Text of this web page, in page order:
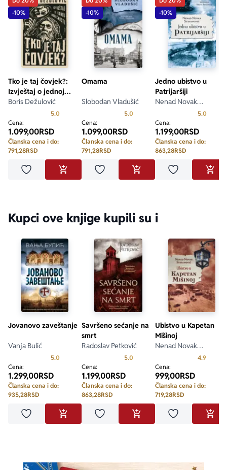
-10%
Tko je taj čovjek?:
Izvještaj o jednoj
mogućnosti
Boris Dežulović
5.0 Prosecna ocena je 5.0 od 5
Cena:
1.099,00RSD
Članska cena i do:
791,28RSD
Dodaj u omiljeneDODAJ U KORPU
-10%
Omama
Slobodan Vladušić
5.0 Prosecna ocena je 5.0 od 5
Cena:
1.099,00RSD
Članska cena i do:
791,28RSD
Dodaj u omiljeneDODAJ U KORPU
-10%
Jedno ubistvo u
Patrijaršiji
Nenad Novak
5.0
Cena:
1.199,00RSD
Članska cena i do:
863,28RSD
Dodaj u
Kupci ove knjige kupili su i
Jovanovo zaveštanje
Vanja Bulić
5.0 Prosecna ocena je 5.0 od 5
Cena:
1.299,00RSD
Članska cena i do:
935,28RSD
Dodaj u omiljeneDODAJ U KORPU
Savršeno sećanje na
smrt
Radoslav Petković
5.0 Prosecna ocena je 5.0 od 5
Cena:
1.199,00RSD
Članska cena i do:
863,28RSD
Dodaj u omiljeneDODAJ U KORPU
Ubistvo u Kapetan
Mišinoj
Nenad Novak
4.9
Cena:
999,00RSD
Članska cena i do:
719,28RSD
Dodaj u